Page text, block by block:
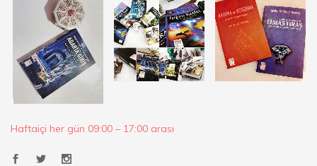
Haftaiçi her gün 09:00 – 17:00 arası